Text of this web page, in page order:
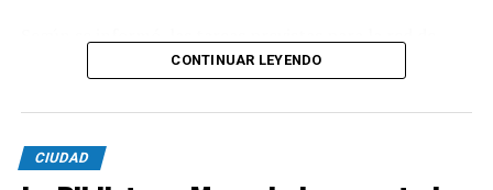
agua potable incluyen la colocación de unos 355 metros
ejecución de 29 conexiones domiciliarias. Los trabajos se
desarrollarán en distintos sectores comprendidos por
las calles Pehuajó, Sicilia, Génova y Génova Bis.
CONTINUAR LEYENDO
CIUDAD